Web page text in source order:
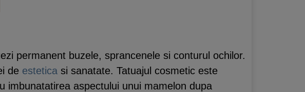
permanent buzele, sprancenele si conturul ochilor.
de estetica si sanatate. Tatuajul cosmetic este
imbunatatirea aspectului unui mamelon dupa